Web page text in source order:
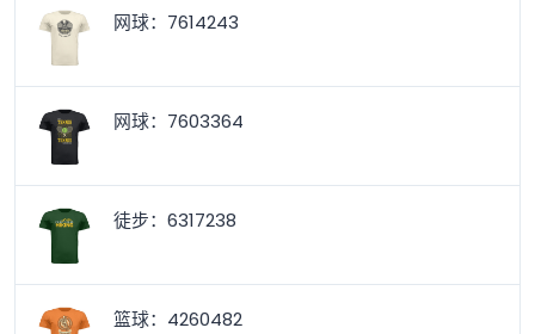
网球：7614243
网球：7603364
徒步：6317238
篮球：4260482